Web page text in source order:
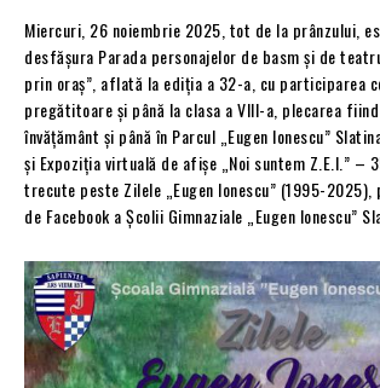
Miercuri, 26 noiembrie 2025, tot de la prânzului,
desfășura Parada personajelor de basm şi de
prin oraș”, aflată la ediția a 32-a, cu participarea
pregătitoare și până la clasa a VIII-a, plecarea
învățământ și până în Parcul „Eugen Ionescu”
și Expoziția virtuală de afişe „Noi suntem Z.E.I.” –
trecute peste Zilele „Eugen lonescu” (1995-
de Facebook a Şcolii Gimnaziale „Eugen lonescu”